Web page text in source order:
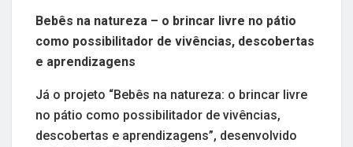
Bebês na natureza – o brincar livre no pátio
como possibilitador de vivências, descobertas
e aprendizagens
Já o projeto “Bebês na natureza: o brincar livre
no pátio como possibilitador de vivências,
descobertas e aprendizagens”, desenvolvido